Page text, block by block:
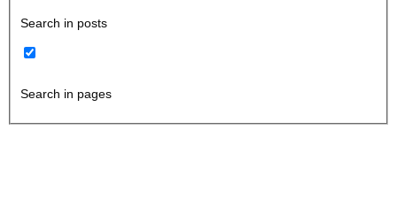
Search in posts
Search in pages